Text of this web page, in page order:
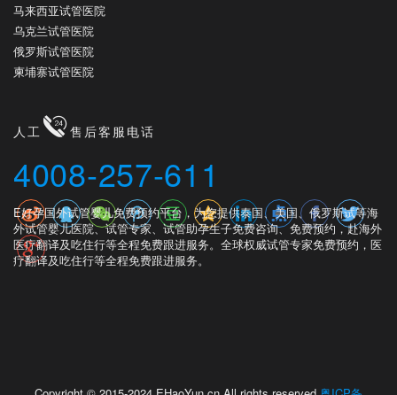
马来西亚试管医院
乌克兰试管医院
俄罗斯试管医院
柬埔寨试管医院
人工 售后客服电话
4008-257-611
E好孕国外试管婴儿免费预约平台，为您提供泰国、美国、俄罗斯试等海
外试管婴儿医院、试管专家、试管助孕生子免费咨询、免费预约，赴海外
医疗翻译及吃住行等全程免费跟进服务。全球权威试管专家免费预约，医
疗翻译及吃住行等全程免费跟进服务。